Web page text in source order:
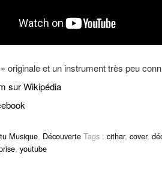
originale et un instrument très peu
sur Wikipédia
Musique, Découverte Tags : cithar, cover,
, youtube